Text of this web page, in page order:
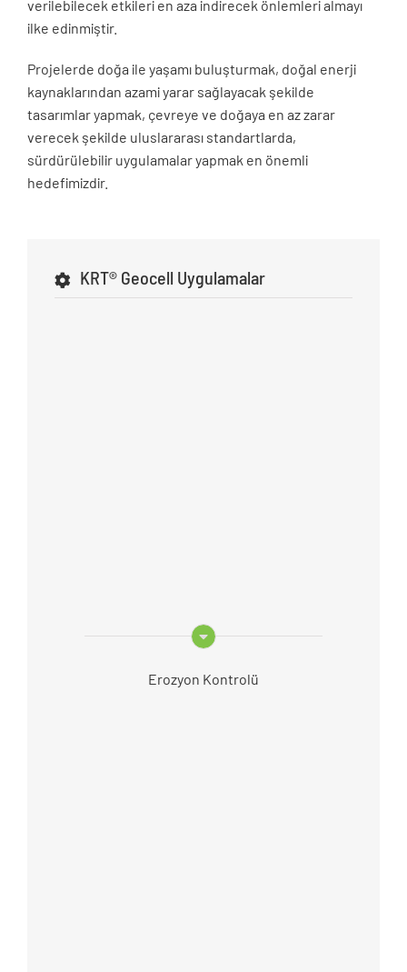
verilebilecek etkileri en aza indirecek önlemleri almayı
ilke edinmiştir.
Projelerde doğa ile yaşamı buluşturmak, doğal enerji
kaynaklarından azami yarar sağlayacak şekilde
tasarımlar yapmak, çevreye ve doğaya en az zarar
verecek şekilde uluslararası standartlarda,
sürdürülebilir uygulamalar yapmak en önemli
hedefimizdir.
KRT® Geocell Uygulamalar
Erozyon Kontrolü